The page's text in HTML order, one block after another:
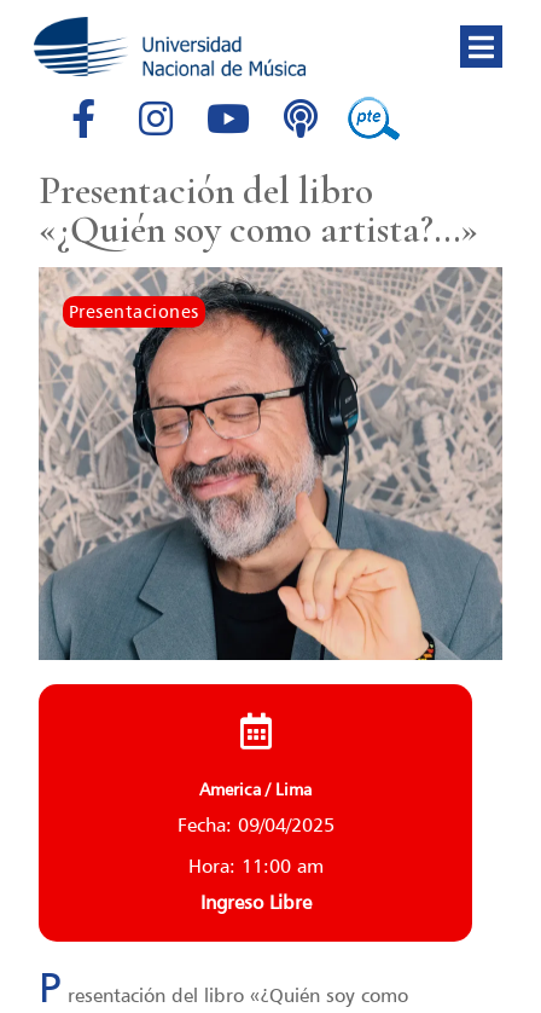
Presentación del libro
«¿Quién soy como artista?…»
Presentaciones
America / Lima
Fecha: 09/04/2025
Hora: 11:00 am
Ingreso Libre
P resentación del libro «¿Quién soy como